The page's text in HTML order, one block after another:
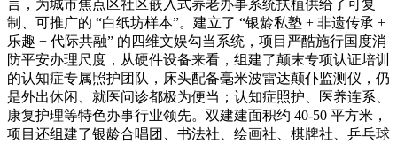
言，为城市焦点区社区嵌入式养老办事系统扶植供给了可复
制、可推广的 “白纸坊样本”。建立了 “银龄私塾 + 非遗传承 +
乐趣 + 代际共融” 的四维文娱勾当系统，项目严酷施行国度消
防平安办理尺度，从硬件设备来看，组建了颠末专项认证培训
的认知症专属照护团队，床头配备毫米波雷达颠仆监测仪，仍
是外出休闲、就医问诊都极为便当；认知症照护、医养连系、
康复护理等特色办事行业领先。双建建面积约 40-50 平方米，
项目还组建了银龄合唱团、书法社、绘画社、棋牌社、乒乓球